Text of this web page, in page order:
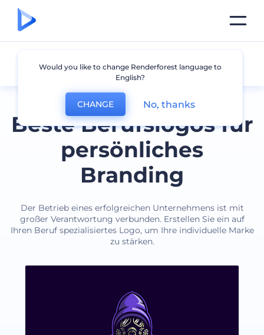
Beste Berufslogos für
persönliches
Branding
Der Betrieb eines erfolgreichen Unternehmens ist mit
großer Verantwortung verbunden. Erstellen Sie ein auf
Ihren Beruf spezialisiertes Logo, um Ihre individuelle Marke
zu stärken.
Beruf
Would you like to change Renderforest language to
English?
CHANGE No, thanks